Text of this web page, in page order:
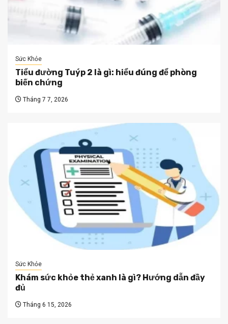
Sức Khỏe
Tiểu đường Tuýp 2 là gì: hiểu đúng để phòng
biến chứng
Tháng 7 7, 2026
Sức Khỏe
Khám sức khỏe thẻ xanh là gì? Hướng dẫn đầy
đủ
Tháng 6 15, 2026